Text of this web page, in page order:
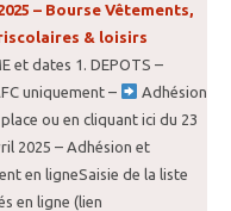
– Bourse Vêtements,
& loisirs
et dates 1. DEPOTS –
uniquement –
Adhésion
ou en cliquant ici du 23
2025 – Adhésion et
en ligneSaisie de la liste
en ligne (lien